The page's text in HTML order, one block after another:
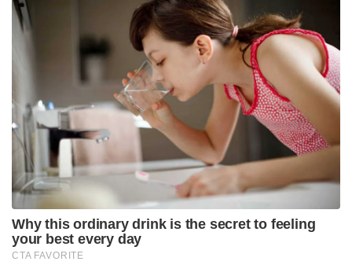
കഴിയുന്നുണ്ട്.
ആഭ്യന്തരമായി കുടിയിറക്കപ്പെട്ടവരെയും
അഭയാർത്ഥികളെയും പുനരധിവസിപ്പിക്കുന്നതിന്
കേന്ദ്രസർക്കാരിൽ നിന്നും സഹായം ഉണ്ടാകണമെന്നും
യംഗ് മിസോ അസോസിയേഷൻ അഭ്യർത്ഥിച്ചിട്ടുണ്ട്.
ഇതോടൊപ്പം ഭരണഘടനയുടെ എട്ടാം ഷെഡ്യൂളിൽ
മിസോ ഭാഷ ഉൾപ്പെടുത്തുക, അതിർത്തി സുരക്ഷാ
സേനയുടെ കീഴിൽ ഒരു മിസോ ബറ്റാലിയൻ
സ്ഥാപിക്കുക, ലെങ്‌പുയി വിമാനത്താവളം
നവീകരിക്കുക എന്നീ ആവശ്യങ്ങളും വൈഎംഎ
ഉന്നയിച്ചിട്ടുണ്ട്. അതിർത്തി വേലി, എഫ്എംആർ
വിഷയങ്ങളിൽ കൂടുതൽ ചർച്ചകൾക്കായി വൈഎംഎ